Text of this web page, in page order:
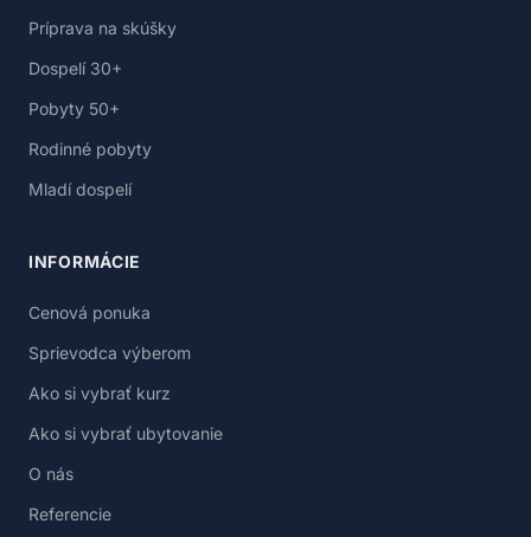
Príprava na skúšky
Dospelí 30+
Pobyty 50+
Rodinné pobyty
Mladí dospelí
INFORMÁCIE
Cenová ponuka
Sprievodca výberom
Ako si vybrať kurz
Ako si vybrať ubytovanie
O nás
Referencie